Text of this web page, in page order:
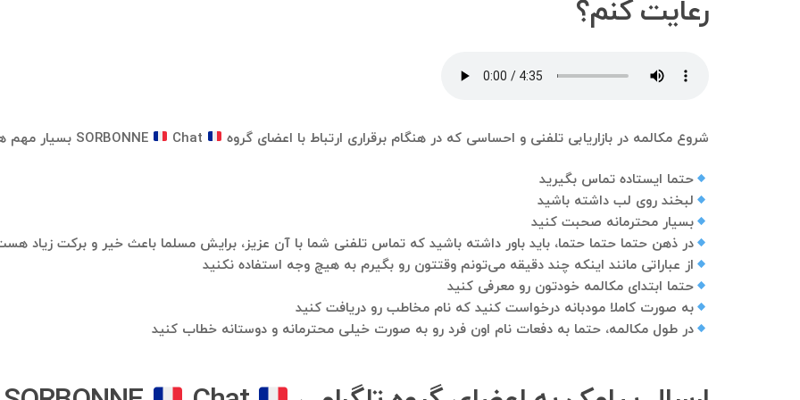
رعایت کنم؟
شروع مکالمه در بازاریابی تلفنی و احساسی که در هنگام برقراری ارتباط با اعضای گروه Chat بسیار مهم هست.
حتما ایستاده تماس بگیرید
لبخند روی لب داشته باشید
بسیار محترمانه صحبت کنید
در ذهن حتما حتما حتما، باید باور داشته باشید که تماس تلفنی شما با آن عزیز، برایش مسلما باعث خیر و برکت زیاد
از عباراتی مانند اینکه چند دقیقه می‌تونم وقتتون رو بگیرم به هیچ وجه استفاده نکنید
حتما ابتدای مکالمه خودتون رو معرفی کنید
به صورت کاملا مودبانه درخواست کنید که نام مخاطب رو دریافت کنید
در طول مکالمه، حتما به دفعات نام اون فرد رو به صورت خیلی محترمانه و دوستانه خطاب کنید